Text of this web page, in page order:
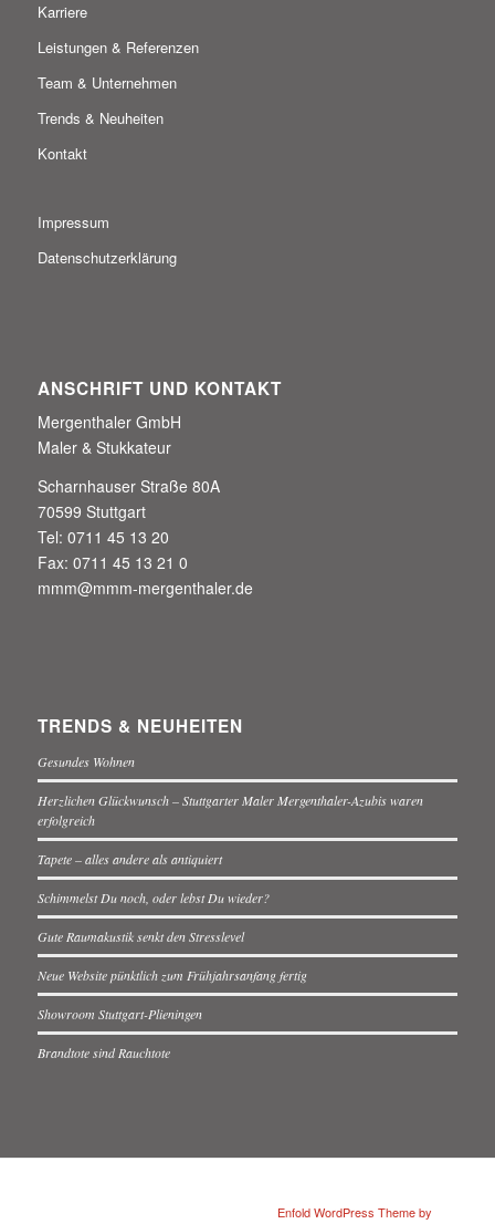
Karriere
Leistungen & Referenzen
Team & Unternehmen
Trends & Neuheiten
Kontakt
Impressum
Datenschutzerklärung
ANSCHRIFT UND KONTAKT
Mergenthaler GmbH
Maler & Stukkateur
Scharnhauser Straße 80A
70599 Stuttgart
Tel: 0711 45 13 20
Fax: 0711 45 13 21 0
mmm@mmm-mergenthaler.de
TRENDS & NEUHEITEN
Gesundes Wohnen
Herzlichen Glückwunsch – Stuttgarter Maler Mergenthaler-Azubis waren
erfolgreich
Tapete – alles andere als antiquiert
Schimmelst Du noch, oder lebst Du wieder?
Gute Raumakustik senkt den Stresslevel
Neue Website pünktlich zum Frühjahrsanfang fertig
Showroom Stuttgart-Plieningen
Brandtote sind Rauchtote
Enfold WordPress Theme by